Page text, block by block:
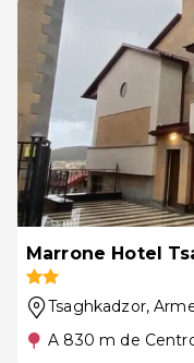
Marrone Hotel
Tsaghkadzor,
A 830 m de